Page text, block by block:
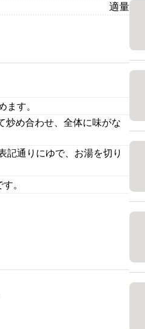
適量
す。
炒め合わせ、全体に味がな
記通りにゆで、お湯を切り
。